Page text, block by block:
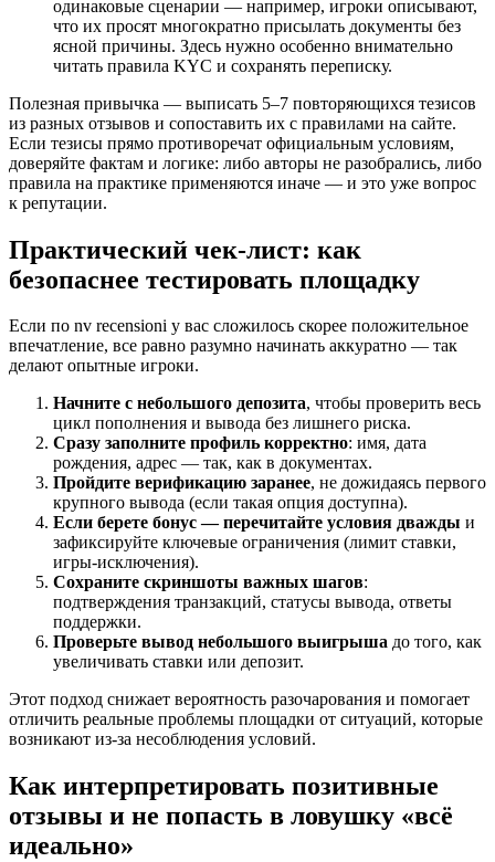
одинаковые сценарии — например, игроки описывают,
что их просят многократно присылать документы без
ясной причины. Здесь нужно особенно внимательно
читать правила KYC и сохранять переписку.
Полезная привычка — выписать 5–7 повторяющихся тезисов
из разных отзывов и сопоставить их с правилами на сайте.
Если тезисы прямо противоречат официальным условиям,
доверяйте фактам и логике: либо авторы не разобрались, либо
правила на практике применяются иначе — и это уже вопрос
к репутации.
Практический чек-лист: как
безопаснее тестировать площадку
Если по nv recensioni у вас сложилось скорее положительное
впечатление, все равно разумно начинать аккуратно — так
делают опытные игроки.
Начните с небольшого депозита, чтобы проверить весь
цикл пополнения и вывода без лишнего риска.
Сразу заполните профиль корректно: имя, дата
рождения, адрес — так, как в документах.
Пройдите верификацию заранее, не дожидаясь первого
крупного вывода (если такая опция доступна).
Если берете бонус — перечитайте условия дважды и
зафиксируйте ключевые ограничения (лимит ставки,
игры-исключения).
Сохраните скриншоты важных шагов:
подтверждения транзакций, статусы вывода, ответы
поддержки.
Проверьте вывод небольшого выигрыша до того, как
увеличивать ставки или депозит.
Этот подход снижает вероятность разочарования и помогает
отличить реальные проблемы площадки от ситуаций, которые
возникают из-за несоблюдения условий.
Как интерпретировать позитивные
отзывы и не попасть в ловушку «всё
идеально»